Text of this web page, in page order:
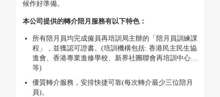
候作好準備。
本公司提供的轉介陪月服務有以下特色：
所有陪月員均完成僱員再培訓局主辦的「陪月員訓練課
程」，並獲認可證書。(培訓機構包括: 香港民主民生協
進會、香港專業進修學校、新界社團聯會再培訓中心…
等)
優質轉介服務，安排快捷可靠(每次轉介最少三位陪月
員)。